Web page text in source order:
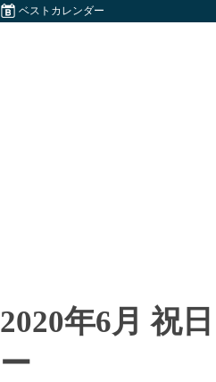
ベストカレンダー
2020年6月 祝
ー